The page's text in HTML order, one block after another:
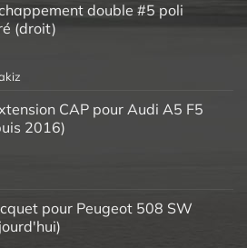
double #5 poli
(droit)
CAP pour Audi A5 F5
2016)
pour Peugeot 508 SW